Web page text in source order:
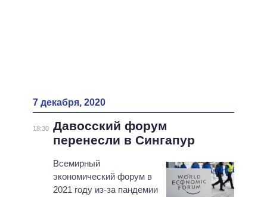
7 декабря, 2020
18:30 Давосский форум
перенесли в Сингапур
Всемирный
экономический форум в
2021 году из-за пандемии